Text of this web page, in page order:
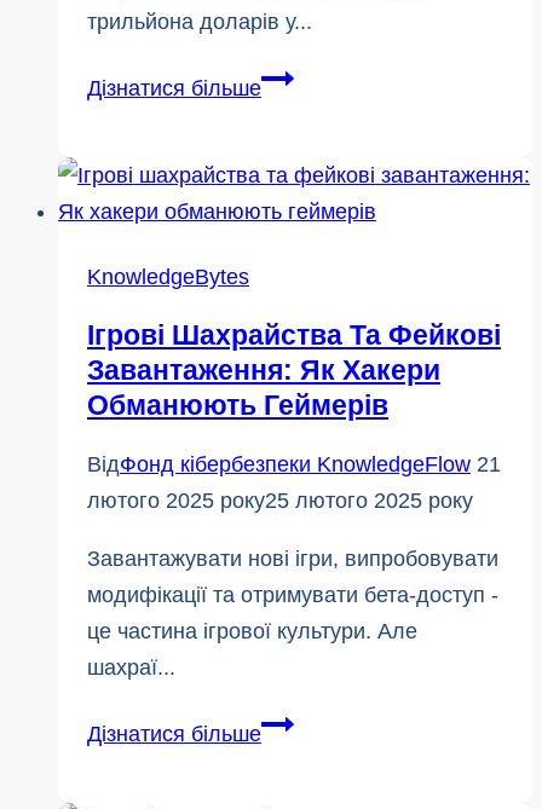
трильйона доларів у...
Дізнатися більшеБудьте
Представляємо
новий
програмного
забезпечення
від
KnowledgeBytes
Ігрові Шахрайства Та Фейкові
Завантаження: Як Хакери
Обманюють Геймерів
ВідФонд кібербезпеки KnowledgeFlow 21
лютого 2025 року25 лютого 2025 року
Завантажувати нові ігри, випробовувати
модифікації та отримувати бета-доступ -
це частина ігрової культури. Але
шахраї...
Дізнатися більшеІгрові